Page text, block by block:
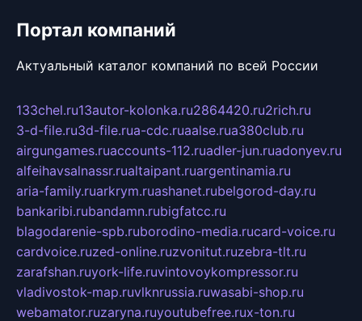
Портал компаний
Актуальный каталог компаний по всей России
133chel.ru13autor-kolonka.ru2864420.ru2rich.ru
3-d-file.ru3d-file.rua-cdc.ruaalse.rua380club.ru
airgungames.ruaccounts-112.ruadler-jun.ruadonyev.ru
alfeihavsalnassr.rualtaipant.ruargentinamia.ru
aria-family.ruarkrym.ruashanet.rubelgorod-day.ru
bankaribi.rubandamn.rubigfatcc.ru
blagodarenie-spb.ruborodino-media.rucard-voice.ru
cardvoice.ruzed-online.ruzvonitut.ruzebra-tlt.ru
zarafshan.ruyork-life.ruvintovoykompressor.ru
vladivostok-map.ruvlknrussia.ruwasabi-shop.ru
webamator.ruzaryna.ruyoutubefree.rux-ton.ru